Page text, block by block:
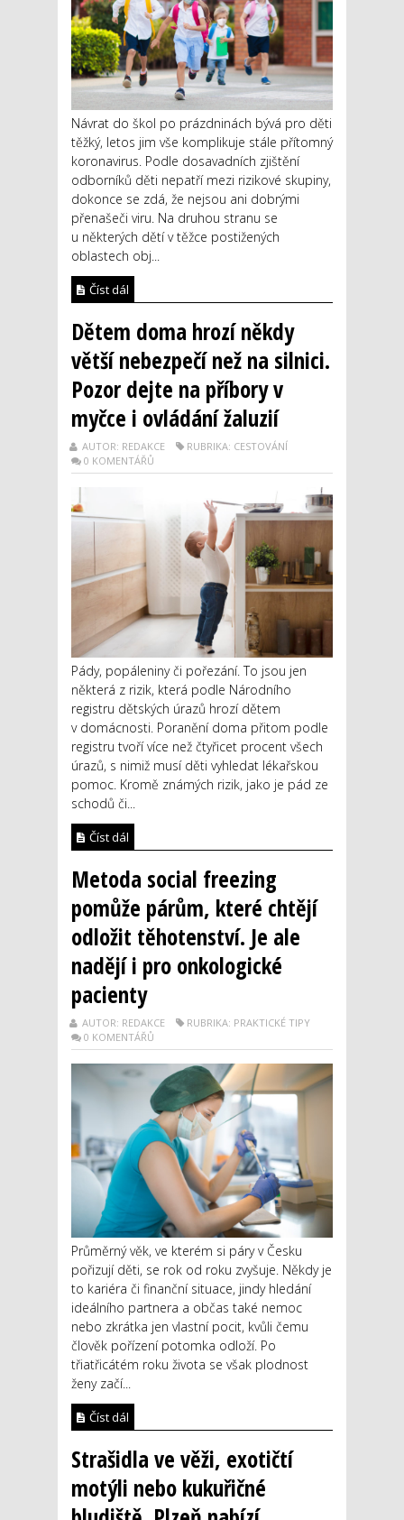
Návrat do škol po prázdninách bývá pro děti
těžký, letos jim vše komplikuje stále přítomný
koronavirus. Podle dosavadních zjištění
odborníků děti nepatří mezi rizikové skupiny,
dokonce se zdá, že nejsou ani dobrými
přenašeči viru. Na druhou stranu se
u některých dětí v těžce postižených
oblastech obj...
Číst dál
Dětem doma hrozí někdy
větší nebezpečí než na silnici.
Pozor dejte na příbory v
myčce i ovládání žaluzií
AUTOR: REDAKCE
RUBRIKA: CESTOVÁNÍ
0 KOMENTÁŘŮ
Pády, popáleniny či pořezání. To jsou jen
některá z rizik, která podle Národního
registru dětských úrazů hrozí dětem
v domácnosti. Poranění doma přitom podle
registru tvoří více než čtyřicet procent všech
úrazů, s nimiž musí děti vyhledat lékařskou
pomoc. Kromě známých rizik, jako je pád ze
schodů či...
Číst dál
Metoda social freezing
pomůže párům, které chtějí
odložit těhotenství. Je ale
nadějí i pro onkologické
pacienty
AUTOR: REDAKCE
RUBRIKA: PRAKTICKÉ TIPY
0 KOMENTÁŘŮ
Průměrný věk, ve kterém si páry v Česku
pořizují děti, se rok od roku zvyšuje. Někdy je
to kariéra či finanční situace, jindy hledání
ideálního partnera a občas také nemoc
nebo zkrátka jen vlastní pocit, kvůli čemu
člověk pořízení potomka odloží. Po
třiatřicátém roku života se však plodnost
ženy začí...
Číst dál
Strašidla ve věži, exotičtí
motýli nebo kukuřičné